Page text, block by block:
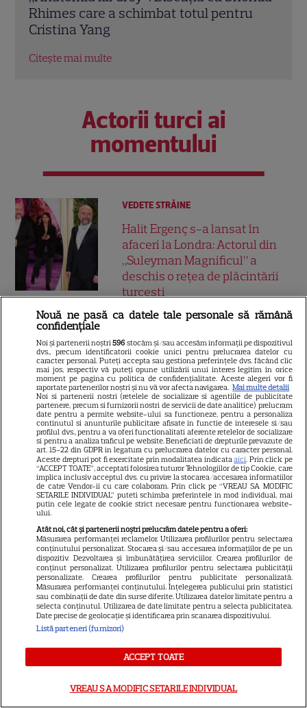
făcut-o celebră
Actorii turci ai
momentului
VEDETE STRĂINE
Halit Ergenç s-a lansat în
afaceri la Londra: Actorul din
„Suleyman Magnificul” a
deschis o rețea de plăcintării
turcești
12
Demet Özdemir, vedeta din
„Fata din vis”, are o poveste
impresionantă. Cum a ajuns
una dintre cele mai iubite
actrițe din Turcia
32
VEDETE STRĂINE
Cum își petrec vara cele mai
iubite actrițe din serialele
turcești. Fahriye Evcen, Hande
Erçel și Neslihan Atagül,
imagini din vacanță
VEDETE STRĂINE
Can Yaman revine pe ecrane
într-o ipostază complet
diferită. Actorul joacă un
avocat în noul serial „Bro”,
filmat în Italia
Nouă ne pasă ca datele tale personale să rămână
confidențiale
Noi și partenerii noștri596 stocăm și/sau accesăm informații pe dispozitivul
dvs., precum identificatorii cookie unici pentru prelucrarea datelor cu
caracter personal. Puteți accepta sau gestiona preferințele dvs. făcând clic
mai jos, respectiv vă puteți opune utilizării unui interes legitim în orice
moment pe pagina cu politica de confidențialitate. Aceste alegeri vor fi
raportate partenerilor noștri și nu vă vor afecta navigarea. Mai multe detalii
Noi si partenerii nostri (retelele de socializare si agentiile de publicitate
partenere, precum si furnizorii nostri de servicii de date analitice) prelucram
date pentru a permite website-ului sa functioneze, pentru a personaliza
continutul si anunturile publicitare afisate in functie de interesele si/sau
profilul dvs., pentru a va oferi functionalitati aferente retelelor de socializare
si pentru a analiza traficul pe website. Beneficiati de drepturile prevazute de
art. 15-22 din GDPR in legatura cu prelucrarea datelor cu caracter personal.
Aceste drepturi pot fi exercitate prin modalitatea indicataaici. Prin click pe
“ACCEPT TOATE”, acceptati folosirea tuturor Tehnologiilor de tip Cookie, care
implica inclusiv acceptul dvs. cu privire la stocarea/accesarea informatiilor
de catre Vendor-ii cu care colaboram. Prin click pe “VREAU SA MODIFIC
SETARILE INDIVIDUAL” puteti schimba preferintele in mod individual, mai
putin cele legate de cookie strict necesare pentru functionarea website-
ului.
Atât noi, cât și partenerii noștri prelucrăm datele pentru a oferi:
Măsurarea performanței reclamelor. Utilizarea profilurilor pentru selectarea
conținutului personalizat. Stocarea și/sau accesarea informațiilor de pe un
dispozitiv. Dezvoltarea și îmbunătățirea serviciilor. Crearea profilurilor de
conținut personalizat. Utilizarea profilurilor pentru selectarea publicității
personalizate. Crearea profilurilor pentru publicitate personalizată.
Măsurarea performanței conținutului. Înțelegerea publicului prin statistici
sau combinații de date din surse diferite. Utilizarea datelor limitate pentru a
selecta conținutul. Utilizarea de date limitate pentru a selecta publicitatea.
Date precise de geolocație și identificarea prin scanarea dispozitivului.
Listă parteneri (furnizori)
ACCEPT TOATE
VREAU SA MODIFIC SETARILE INDIVIDUAL